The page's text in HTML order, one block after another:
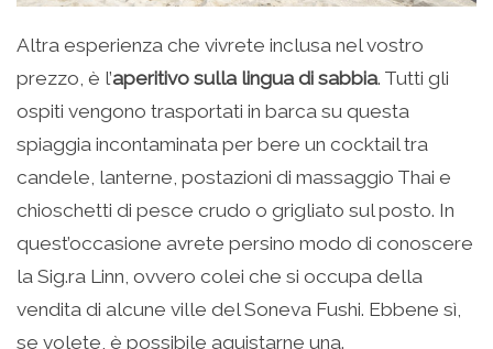
Altra esperienza che vivrete inclusa nel vostro
prezzo, è l’aperitivo sulla lingua di sabbia. Tutti gli
ospiti vengono trasportati in barca su questa
spiaggia incontaminata per bere un cocktail tra
candele, lanterne, postazioni di massaggio Thai e
chioschetti di pesce crudo o grigliato sul posto. In
quest’occasione avrete persino modo di conoscere
la Sig.ra Linn, ovvero colei che si occupa della
vendita di alcune ville del Soneva Fushi. Ebbene sì,
se volete, è possibile aquistarne una.